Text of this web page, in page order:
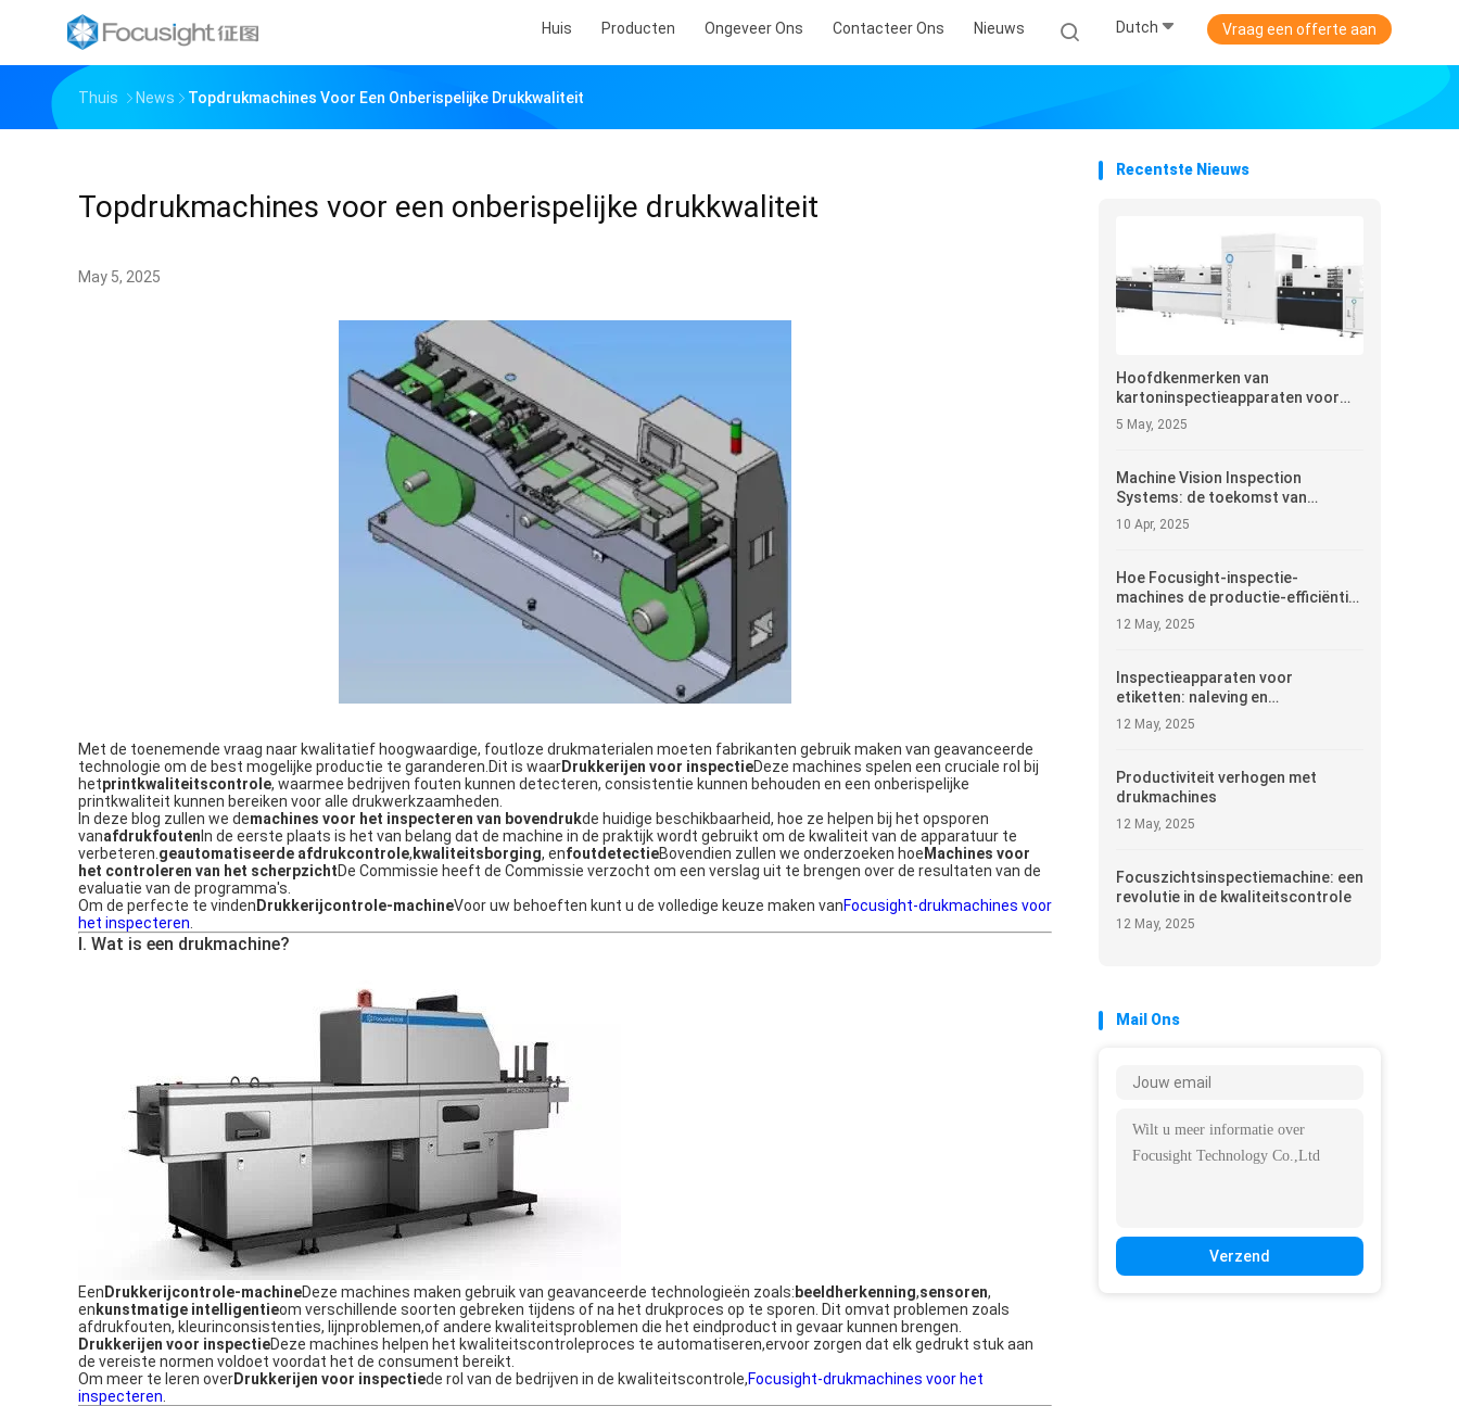
Huis Producten Ongeveer Ons Contacteer Ons Nieuws Dutch Vraag een offerte aan
Thuis News Topdrukmachines Voor Een Onberispelijke Drukkwaliteit
Topdrukmachines voor een onberispelijke drukkwaliteit
May 5, 2025
Met de toenemende vraag naar kwalitatief hoogwaardige, foutloze drukmaterialen moeten fabrikanten gebruik maken van geavanceerde
technologie om de best mogelijke productie te garanderen.Dit is waarDrukkerijen voor inspectieDeze machines spelen een cruciale rol bij
hetprintkwaliteitscontrole, waarmee bedrijven fouten kunnen detecteren, consistentie kunnen behouden en een onberispelijke
printkwaliteit kunnen bereiken voor alle drukwerkzaamheden.
In deze blog zullen we demachines voor het inspecteren van bovendrukde huidige beschikbaarheid, hoe ze helpen bij het opsporen
vanafdrukfouten In de eerste plaats is het van belang dat de machine in de praktijk wordt gebruikt om de kwaliteit van de apparatuur te
verbeteren. geautomatiseerde afdrukcontrole, kwaliteitsborging, enfoutdetectieBovendien zullen we onderzoeken hoe Machines voor
het controleren van het scherpzichtDe Commissie heeft de Commissie verzocht om een verslag uit te brengen over de resultaten van de
evaluatie van de programma's.
Om de perfecte te vinden Drukkerijcontrole-machineVoor uw behoeften kunt u de volledige keuze maken vanFocusight-drukmachines voor
het inspecteren
I. Wat is een drukmachine?
Een Drukkerijcontrole-machineDeze machines maken gebruik van geavanceerde technologieën zoals: beeldherkenning,sensoren,
en kunstmatige intelligentieom verschillende soorten gebreken tijdens of na het drukproces op te sporen. Dit omvat problemen zoals
afdrukfouten, kleurinconsistenties, lijnproblemen,of andere kwaliteitsproblemen die het eindproduct in gevaar kunnen brengen.
Drukkerijen voor inspectieDeze machines helpen het kwaliteitscontroleproces te automatiseren,ervoor zorgen dat elk gedrukt stuk aan
de vereiste normen voldoet voordat het de consument bereikt.
Om meer te leren overDrukkerijen voor inspectiede rol van de bedrijven in de kwaliteitscontrole,Focusight-drukmachines voor het
inspecteren
Recentste Nieuws
Hoofdkenmerken van
kartoninspectieapparaten voor
een efficiënte
verpakkingsinspectie
5 May, 2025
Machine Vision Inspection
Systems: de toekomst van
geautomatiseerde productie
10 Apr, 2025
Hoe Focusight-inspectie-
machines de productie-efficiëntie
verbeteren
12 May, 2025
Inspectieapparaten voor
etiketten: naleving en
nauwkeurigheid
12 May, 2025
Productiviteit verhogen met
drukmachines
12 May, 2025
Focuszichtsinspectiemachine: een
revolutie in de kwaliteitscontrole
12 May, 2025
Mail Ons
Verzend